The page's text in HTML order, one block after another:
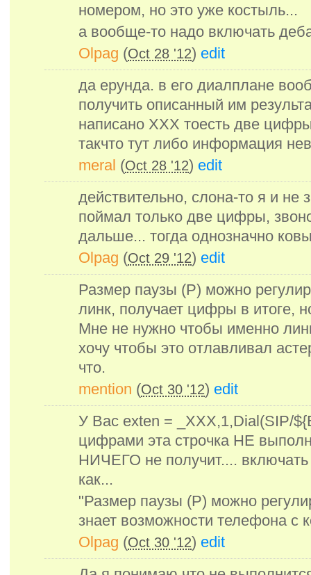
номером, но это уже костыль...
а вообще-то надо включать
Olpag (Oct 28 '12) edit
да ерунда. в его диалплане
получить описанный им
написано XXX тоесть две
такчто тут либо информация
meral (Oct 28 '12) edit
действительно, слона-то я и не
поймал только две цифры,
дальше... тогда однозначно
Olpag (Oct 29 '12) edit
Размер паузы (P) можно
линк, получает цифры в итоге,
Мне не нужно чтобы именно
хочу чтобы это отлавливал
что.
mention (Oct 30 '12) edit
У Вас exten = _XXX,1,Dial(SIP/
цифрами эта строчка НЕ
НИЧЕГО не получит....
как...
"Размер паузы (P) можно
знает возможности телефона с
Olpag (Oct 30 '12) edit